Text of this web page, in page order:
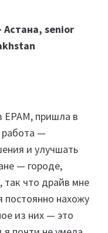
senior
пришла в
—
и улучшать
— городе,
так что драйв мне
нахожу
из них — это